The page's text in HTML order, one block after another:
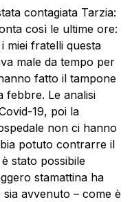
contagiata Tarzia:
così le ultime ore:
miei fratelli questa
male da tempo per
fatto il tampone
febbre. Le analisi
19, poi la
non ci hanno
potuto contrarre il
stato possibile
stamattina ha
avvenuto – come è